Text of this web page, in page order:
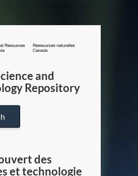
/
Canada
and
Repository
des
et technologie